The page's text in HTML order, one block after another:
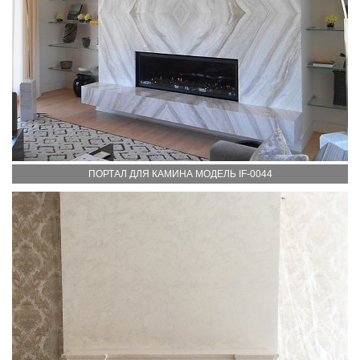
ПОРТАЛ ДЛЯ КАМИНА МОДЕЛЬ IF-0044